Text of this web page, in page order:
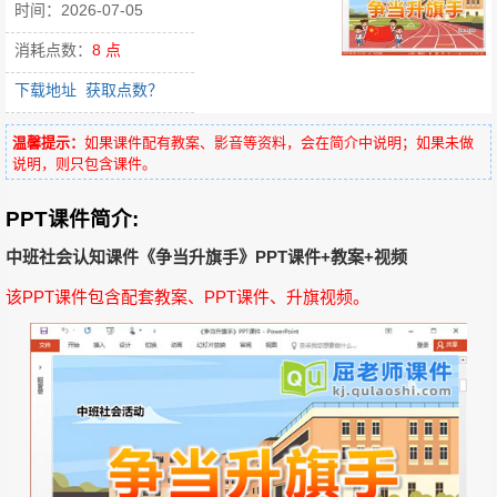
时间：2026-07-05
消耗点数： 8 点
下载地址 获取点数？
温馨提示： 如果课件配有教案、影音等资料，会在简介中说明；如果未做
说明，则只包含课件。
PPT课件简介:
中班社会认知课件《争当升旗手》PPT课件+教案+视频
该PPT课件包含配套教案、PPT课件、升旗视频。